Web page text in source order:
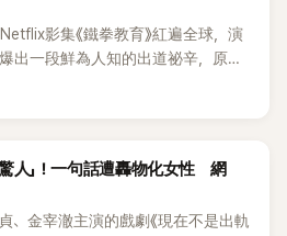
霸凌風波，甚至傳出徐智英母親對
議，最終團體於 2002 年解散。 團
，靠著綜藝與歌唱實力持續活躍演
S#arp，也與 李尚敏 的賞識有關。
年與圈外男友結婚，婚後育有兩個
也即將突破百萬訂閱，近年內容深
第二春。
影集《鐵拳教育》紅遍全球，演
出一段鮮為人知的出道祕辛，原來
出道，而是成為男團偶像的一員。
人」！一句話遭轟物化女性 網
、金宰澈主演的戲劇《現在不是出軌